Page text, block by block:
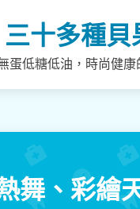
十多種
蛋低糖低油，時尚健
舞、彩繪